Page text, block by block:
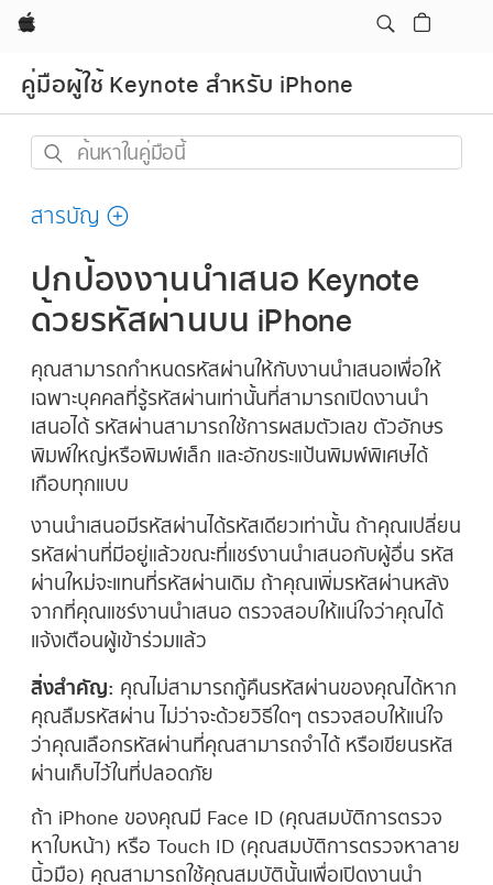
Apple
คู่มือผู้ใช้ Keynote สำหรับ iPhone
ค้นหา
คู่มือ
สารบัญ
ปกป้องงานนำเสนอ Keynote
ด้วยรหัสผ่านบน iPhone
คุณสามารถกำหนดรหัสผ่านให้กับงานนำเสนอเพื่อให้
เฉพาะบุคคลที่รู้รหัสผ่านเท่านั้นที่สามารถเปิดงานนำ
เสนอได้ รหัสผ่านสามารถใช้การผสมตัวเลข ตัวอักษร
พิมพ์ใหญ่หรือพิมพ์เล็ก และอักขระแป้นพิมพ์พิเศษได้
เกือบทุกแบบ
งานนำเสนอมีรหัสผ่านได้รหัสเดียวเท่านั้น ถ้าคุณเปลี่ยน
รหัสผ่านที่มีอยู่แล้วขณะที่แชร์งานนำเสนอกับผู้อื่น รหัส
ผ่านใหม่จะแทนที่รหัสผ่านเดิม ถ้าคุณเพิ่มรหัสผ่านหลัง
จากที่คุณแชร์งานนำเสนอ ตรวจสอบให้แน่ใจว่าคุณได้
แจ้งเตือนผู้เข้าร่วมแล้ว
สิ่งสำคัญ: คุณไม่สามารถกู้คืนรหัสผ่านของคุณได้หาก
คุณลืมรหัสผ่าน ไม่ว่าจะด้วยวิธีใดๆ ตรวจสอบให้แน่ใจ
ว่าคุณเลือกรหัสผ่านที่คุณสามารถจำได้ หรือเขียนรหัส
ผ่านเก็บไว้ในที่ปลอดภัย
ถ้า iPhone ของคุณมี Face ID (คุณสมบัติการตรวจ
หาใบหน้า) หรือ Touch ID (คุณสมบัติการตรวจหาลาย
นิ้วมือ) คุณสามารถใช้คุณสมบัตินั้นเพื่อเปิดงานนำ